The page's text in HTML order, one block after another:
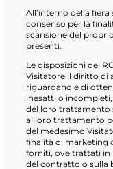
All’interno della
consenso per la
scansione del
presenti.
Le disposizioni del
Visitatore il diritto di
riguardano e di
inesatti o
del loro trattamento
al loro trattamento
del medesimo
finalità di marketing
forniti, ove trattati in
del contratto o sulla